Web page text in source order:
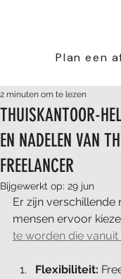
Plan een
THUISKANTOOR-
EN NADELEN VAN
FREELANCER
2 minuten om te lezen
Bijgewerkt op: 29 jun
Er zijn verschillende
mensen ervoor
te worden die
Flexibiliteit: